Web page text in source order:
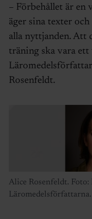
– Förbehållet är
äger sina texter
alla nyttjanden. Att
träning ska vara ett
Rosenfeldt.
Alice Rosenfeldt. Foto:
Läromedelsförfattarna.